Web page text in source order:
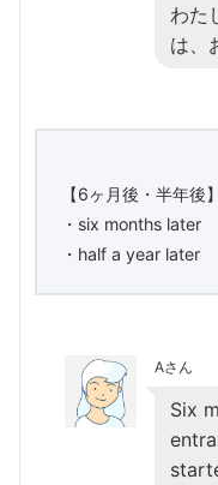
わた
は、
【6ヶ月後・半年後】
・six months later
・half a year later
Aさん
Six